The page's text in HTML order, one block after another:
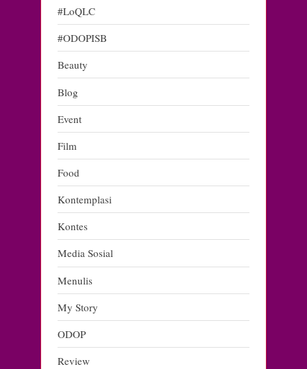
#LoQLC
#ODOPISB
Beauty
Blog
Event
Film
Food
Kontemplasi
Kontes
Media Sosial
Menulis
My Story
ODOP
Review